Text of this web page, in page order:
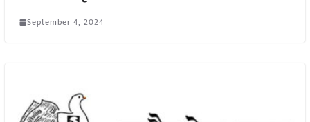
September 4, 2024